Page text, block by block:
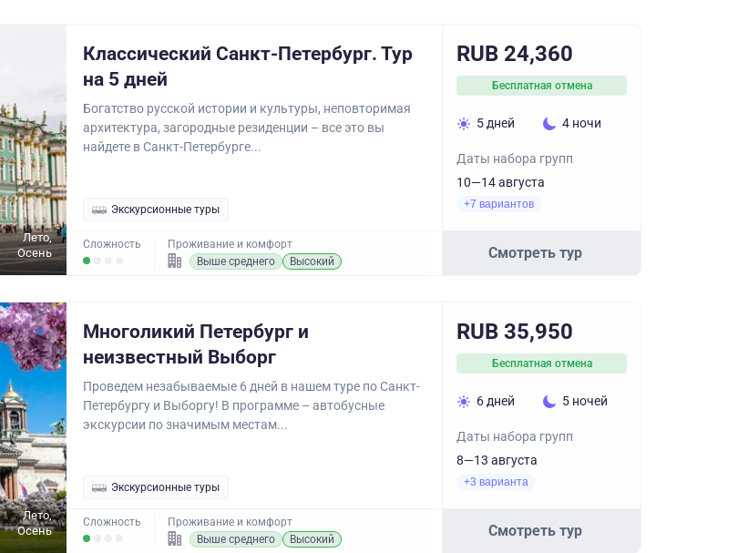
Лето,
Осень
Классический Санкт-Петербург. Тур
на 5 дней
Богатство русской истории и культуры, неповторимая
архитектура, загородные резиденции – все это вы
найдете в Санкт-Петербурге...
Экскурсионные туры
Сложность
Проживание и комфорт
Выше среднего
Высокий
RUB 24,360
Бесплатная отмена
5 дней 4 ночи
Даты набора групп
10—14 августа
+7 вариантов
Смотреть тур
Лето,
Осень
Многоликий Петербург и
неизвестный Выборг
Проведем незабываемые 6 дней в нашем туре по Санкт-
Петербургу и Выборгу! В программе – автобусные
экскурсии по значимым местам...
Экскурсионные туры
Сложность
Проживание и комфорт
Выше среднего
Высокий
RUB 35,950
Бесплатная отмена
6 дней 5 ночей
Даты набора групп
8—13 августа
+3 варианта
Смотреть тур